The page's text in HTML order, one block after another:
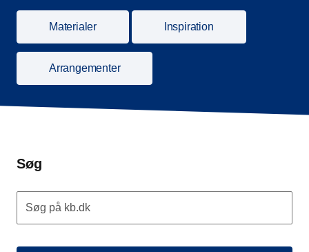
Materialer Inspiration
Arrangementer
Søg
Søg på kb.dk